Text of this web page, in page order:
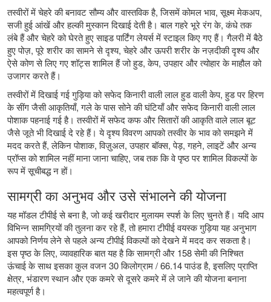
तस्वीरों में चेहरे की बनावट सौम्य और वास्तविक है, जिसमें कोमल भाव, सूक्ष्म मेकअप,
सजी हुई आंखें और हल्की मुस्कान दिखाई देती है। बाल गहरे भूरे रंग के, कंधे तक
लंबे हैं और चेहरे को घेरते हुए साइड पार्टिंग लेयर्स में स्टाइल किए गए हैं। गैलरी में बैठे
हुए पोज़, पूरे शरीर का सामने से दृश्य, चेहरे और ऊपरी शरीर के नज़दीकी दृश्य और
ऐसे कोण से लिए गए शॉट्स शामिल हैं जो हुड, केप, उपहार और त्योहार के माहौल को
उजागर करते हैं।
तस्वीरों में दिखाई गई गुड़िया को सफेद किनारी वाली लाल हुड वाली केप, हुड पर हिरण
के सींग जैसी आकृतियाँ, गले के पास सोने की घंटियाँ और सफेद किनारी वाली लाल
पोशाक पहनाई गई है। तस्वीरों में सफेद कफ और सितारों की आकृति वाले लाल बूट
जैसे जूते भी दिखाई दे रहे हैं। ये दृश्य विवरण आपको तस्वीर के भाव को समझने में
मदद करते हैं, लेकिन पोशाक, विज़ुअल, उपहार बॉक्स, पेड़, गहने, लाइटें और अन्य
प्रॉप्स को शामिल नहीं माना जाना चाहिए, जब तक कि वे पृष्ठ पर शामिल विकल्पों के
रूप में सूचीबद्ध न हों।
सामग्री का अनुभव और उसे संभालने की योजना
यह मॉडल टीपीई से बना है, जो कई खरीदार मुलायम स्पर्श के लिए चुनते हैं। यदि आप
विभिन्न सामग्रियों की तुलना कर रहे हैं, तो हमाराटीपीई वयस्क गुड़ियायह अनुभाग
आपको निर्णय लेने से पहले अन्य टीपीई विकल्पों को देखने में मदद कर सकता है।
इस पृष्ठ के लिए, व्यावहारिक बात यह है कि सामग्री और 158 सेमी की निश्चित
ऊंचाई के साथ इसका कुल वजन 30 किलोग्राम / 66.14 पाउंड है, इसलिए प्राप्ति
क्षेत्र, भंडारण स्थान और एक कमरे से दूसरे कमरे में ले जाने की योजना बनाना
महत्वपूर्ण है।